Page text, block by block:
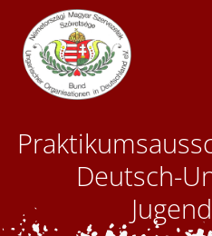
Deutsch-